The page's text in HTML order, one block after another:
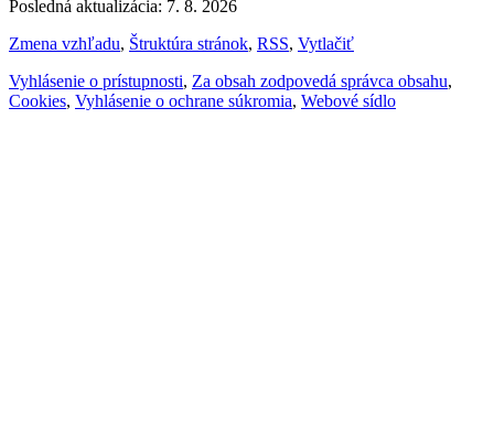
Posledná aktualizácia: 7. 8. 2026
Zmena vzhľadu, Štruktúra stránok, RSS, Vytlačiť
Vyhlásenie o prístupnosti, Za obsah zodpovedá správca obsahu,
Cookies, Vyhlásenie o ochrane súkromia, Webové sídlo